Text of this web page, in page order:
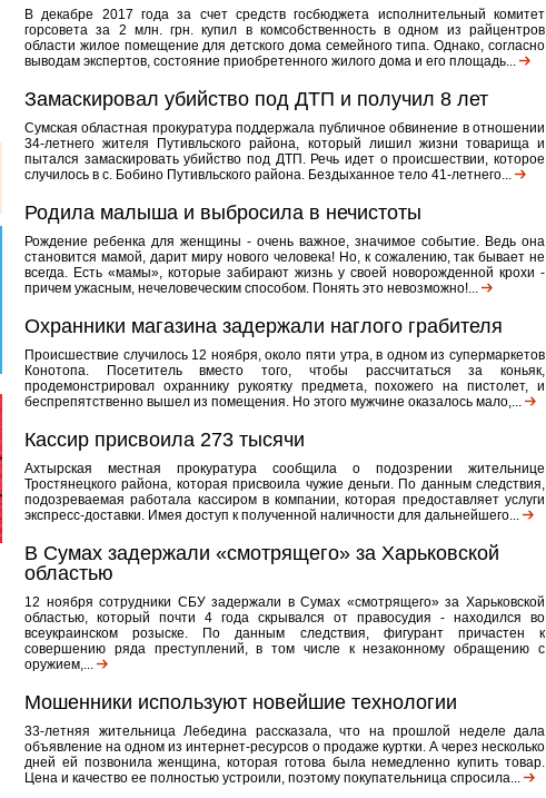
В декабре 2017 года за счет средств госбюджета исполнительный комитет
горсовета за 2 млн. грн. купил в комсобственность в одном из райцентров
области жилое помещение для детского дома семейного типа. Однако, согласно
выводам экспертов, состояние приобретенного жилого дома и его площадь...
Замаскировал убийство под ДТП и получил 8 лет
Сумская областная прокуратура поддержала публичное обвинение в отношении
34-летнего жителя Путивльского района, который лишил жизни товарища и
пытался замаскировать убийство под ДТП. Речь идет о происшествии, которое
случилось в с. Бобино Путивльского района. Бездыханное тело 41-летнего...
Родила малыша и выбросила в нечистоты
Рождение ребенка для женщины - очень важное, значимое событие. Ведь она
становится мамой, дарит миру нового человека! Но, к сожалению, так бывает не
всегда. Есть «мамы», которые забирают жизнь у своей новорожденной крохи -
причем ужасным, нечеловеческим способом. Понять это невозможно!...
Охранники магазина задержали наглого грабителя
Происшествие случилось 12 ноября, около пяти утра, в одном из супермаркетов
Конотопа. Посетитель вместо того, чтобы рассчитаться за коньяк,
продемонстрировал охраннику рукоятку предмета, похожего на пистолет, и
беспрепятственно вышел из помещения. Но этого мужчине оказалось мало,...
Кассир присвоила 273 тысячи
Ахтырская местная прокуратура сообщила о подозрении жительнице
Тростянецкого района, которая присвоила чужие деньги. По данным следствия,
подозреваемая работала кассиром в компании, которая предоставляет услуги
экспресс-доставки. Имея доступ к полученной наличности для дальнейшего...
В Сумах задержали «смотрящего» за Харьковской
областью
12 ноября сотрудники СБУ задержали в Сумах «смотрящего» за Харьковской
областью, который почти 4 года скрывался от правосудия - находился во
всеукраинском розыске. По данным следствия, фигурант причастен к
совершению ряда преступлений, в том числе к незаконному обращению с
оружием,...
Мошенники используют новейшие технологии
33-летняя жительница Лебедина рассказала, что на прошлой неделе дала
объявление на одном из интернет-ресурсов о продаже куртки. А через несколько
дней ей позвонила женщина, которая готова была немедленно купить товар.
Цена и качество ее полностью устроили, поэтому покупательница спросила...